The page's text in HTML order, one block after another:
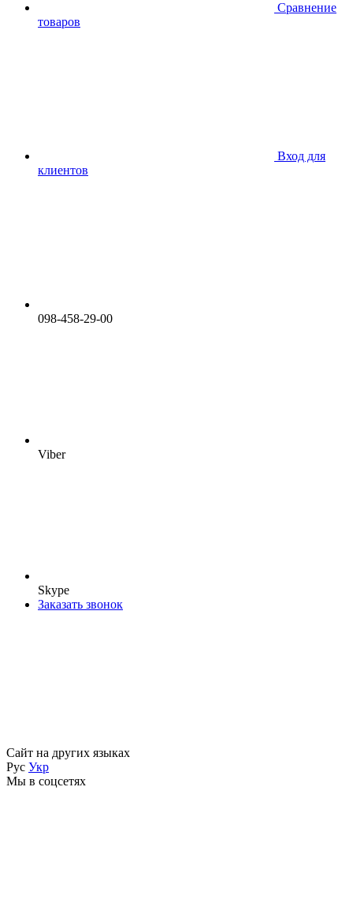
Сравнение
товаров
Вход для
клиентов
098-458-29-00
Viber
Skype
Заказать звонок
Сайт на других языках
Рус Укр
Мы в соцсетях